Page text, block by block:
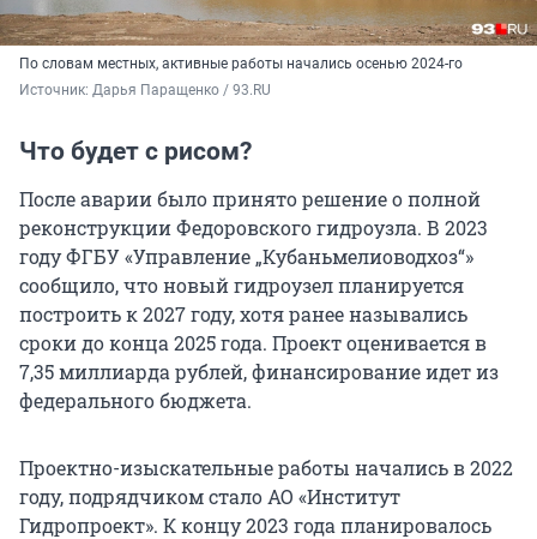
По словам местных, активные работы начались осенью 2024-го
Источник: Дарья Паращенко / 93.RU
Что будет с рисом?
После аварии было принято решение о полной
реконструкции Федоровского гидроузла. В 2023
году ФГБУ «Управление „Кубаньмелиоводхоз“»
сообщило, что новый гидроузел планируется
построить к 2027 году, хотя ранее назывались
сроки до конца 2025 года. Проект оценивается в
7,35 миллиарда рублей, финансирование идет из
федерального бюджета.
Проектно-изыскательные работы начались в 2022
году, подрядчиком стало АО «Институт
Гидропроект». К концу 2023 года планировалось